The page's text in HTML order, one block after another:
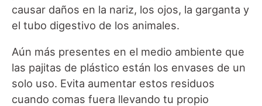
causar daños en la nariz, los ojos, la garganta y
el tubo digestivo de los animales.
Aún más presentes en el medio ambiente que
las pajitas de plástico están los envases de un
solo uso. Evita aumentar estos residuos
cuando comas fuera llevando tu propio